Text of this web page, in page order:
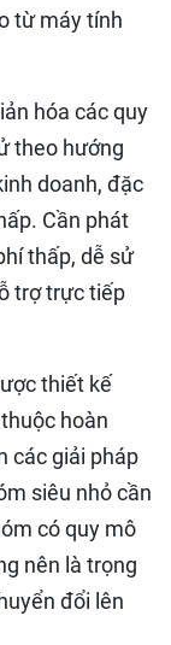
từ máy tính
hóa các quy
theo hướng
doanh, đặc
Cần phát
thấp, dễ sử
trợ trực tiếp
thiết kế
hoàn
các giải pháp
siêu nhỏ cần
có quy mô
nên là trọng
đổi lên